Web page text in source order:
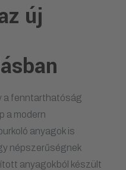
új
a fenntarthatóság
a modern
anyagok is
népszerűségnek
anyagokból készült